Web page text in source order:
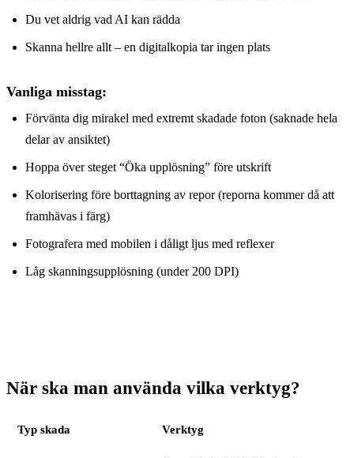
Du vet aldrig vad AI kan rädda
Skanna hellre allt – en digitalkopia tar ingen plats
Vanliga misstag:
Förvänta dig mirakel med extremt skadade foton (saknade hela
delar av ansiktet)
Hoppa över steget “Öka upplösning” före utskrift
Kolorisering före borttagning av repor (reporna kommer då att
framhävas i färg)
Fotografera med mobilen i dåligt ljus med reflexer
Låg skanningsupplösning (under 200 DPI)
När ska man använda vilka verktyg?
Typ skada Verktyg